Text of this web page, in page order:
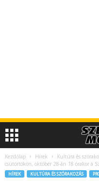
Kezdőlap Hírek Kultúra és
csütörtökön, október 28-án 18 órakor a
HÍREK KULTÚRA ÉS SZÓRAKOZÁS